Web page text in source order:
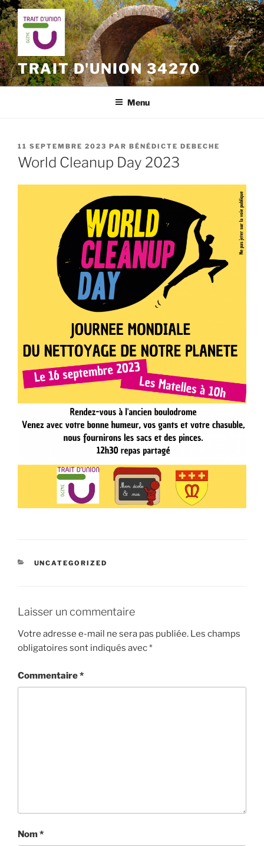
Aller
au
contenu
principal
TRAIT D'UNION 34270
Menu
PUBLIÉ
LE
11 SEPTEMBRE 2023 PAR BÉNÉDICTE DEBECHE
World Cleanup Day 2023
CATÉGORIES
UNCATEGORIZED
Laisser un commentaire
Votre adresse e-mail ne sera pas publiée. Les champs
obligatoires sont indiqués avec*
Commentaire*
Nom*